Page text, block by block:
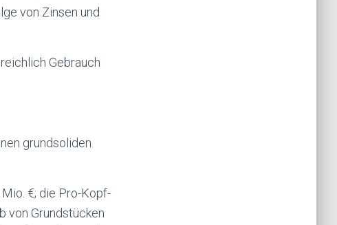
von Zinsen und
Gebrauch
grundsoliden
€; die Pro-Kopf-
von Grundstücken